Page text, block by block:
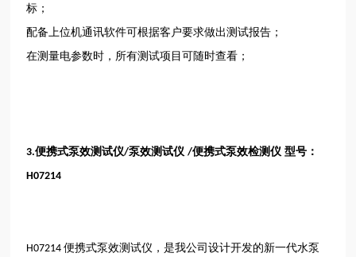
标；
配备上位机通讯软件可根据客户要求做出测试报告；
在测量电参数时，所有测试项目可随时查看；
3.便携式泵效测试仪/泵效测试仪/便携式泵效检测仪 型号：
H07214
H07214便携式泵效测试仪，是我公司设计开发的新一代水泵